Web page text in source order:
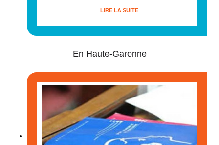
LIRE LA SUITE
En Haute-Garonne